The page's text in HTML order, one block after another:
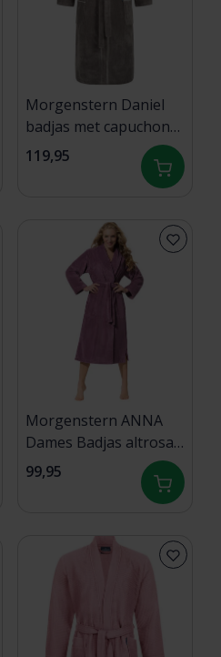
Morgenstern Daniel
badjas met capuchon
Terra/Grijsbruin M
119,95
Morgenstern ANNA
Dames Badjas altrosa
L
99,95